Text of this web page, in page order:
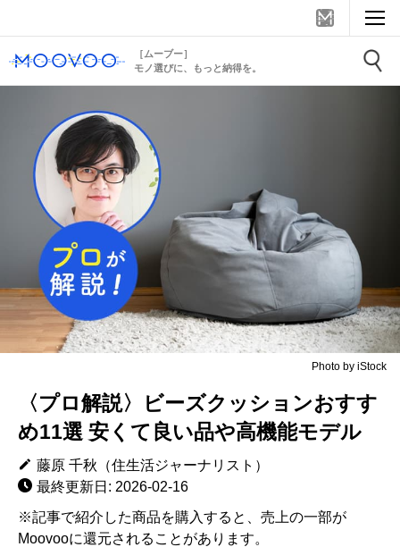
［ムーブー］
モノ選びに、もっと納得を。
Photo by iStock
〈プロ解説〉ビーズクッションおすす
め11選 安くて良い品や高機能モデル
藤原 千秋（住生活ジャーナリスト）
最終更新日: 2026-02-16
※記事で紹介した商品を購入すると、売上の一部が
Moovooに還元されることがあります。